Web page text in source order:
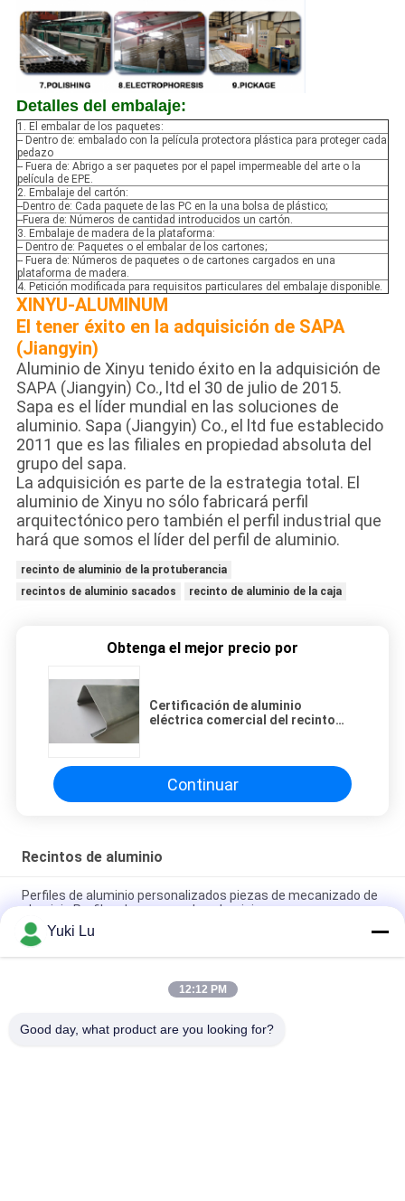
Detalles del embalaje:
1. El embalar de los paquetes:
-- Dentro de: embalado con la película protectora plástica para proteger cada
pedazo
-- Fuera de: Abrigo a ser paquetes por el papel impermeable del arte o la
película de EPE.
2. Embalaje del cartón:
--Dentro de: Cada paquete de las PC en la una bolsa de plástico;
--Fuera de: Números de cantidad introducidos un cartón.
3. Embalaje de madera de la plataforma:
-- Dentro de: Paquetes o el embalar de los cartones;
-- Fuera de: Números de paquetes o de cartones cargados en una
plataforma de madera.
4. Petición modificada para requisitos particulares del embalaje disponible.
XINYU-ALUMINUM
El tener éxito en la adquisición de SAPA
(Jiangyin)
Aluminio de Xinyu tenido éxito en la adquisición de
SAPA (Jiangyin) Co., ltd el 30 de julio de 2015.
Sapa es el líder mundial en las soluciones de
aluminio. Sapa (Jiangyin) Co., el ltd fue establecido
2011 que es las filiales en propiedad absoluta del
grupo del sapa.
La adquisición es parte de la estrategia total. El
aluminio de Xinyu no sólo fabricará perfil
arquitectónico pero también el perfil industrial que
hará que somos el líder del perfil de aluminio.
recinto de aluminio de la protuberancia
recintos de aluminio sacados
recinto de aluminio de la caja
Obtenga el mejor precio por
Certificación de aluminio
eléctrica comercial del recinto
Continuar
Recintos de aluminio
Perfiles de aluminio personalizados piezas de mecanizado de
aluminio Perfiles de carcasa de caluminio
Laser electrónico de la caja audio de la aleación de aluminio
que anodiza la caja audio
Fabricación profesional de extrusión de perfiles de aleación
Yuki Lu
12:12 PM
Good day, what product are you looking for?